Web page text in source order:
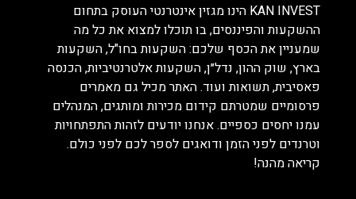
KAN INVEST הינו מגזין אינטרנטי העוסק בתחום
ההשקעות והפיננסים, בו תוכלו למצוא את כל מה
שמעניין את הכסף שלכם: השקעות בחו"ל, השקעות
בארץ, שוק ההון, נדל״ן, השקעות אלטרנטיביות, הכנסה
פאסיבית, תשואות ועוד. האתר מכיל גם מאמרים
פרסומיים שמטרתם קידום מכירות ומותגים, המנהלים
עמנו יחסים כספיים. אנחנו יודעים לזהות התפתחויות
וטרנדים לפני הזמן ודואגים לספר לכם לפני כולם.
קריאה מהנה!